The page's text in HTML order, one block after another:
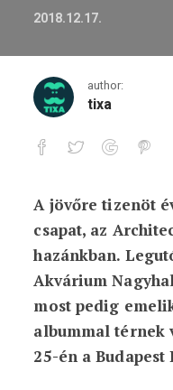
2018.12.17.
author:
tixa
Budapesten
A jövőre tizenöt
csapat, az
hazánkban.
Akvárium
most pedig
albummal térnek
25-én a Budapest